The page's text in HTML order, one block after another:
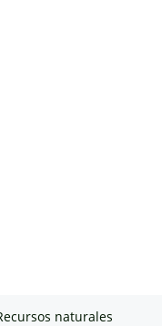
naturales